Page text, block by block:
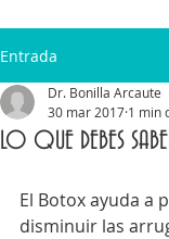
Entrada
LO QUE DEBES
Dr. Bonilla Arcaute
30 mar 2017 1 min
El Botox ayuda a
disminuir las